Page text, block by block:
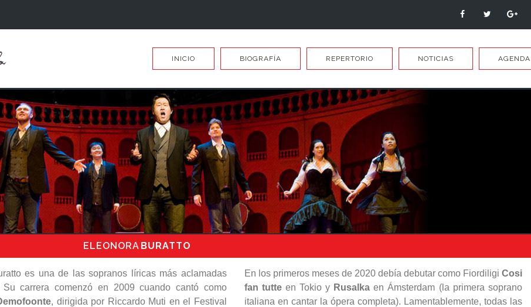
INICIO BIOGRAFÍA REPERTORIO NOTICIAS AGENDA
ELEONORA BURATTO
es una de las sopranos líricas más aclamadas
carrera comenzó en 2009 cuando cantó como
, dirigida por Riccardo Muti en el Festival
En los primeros meses de 2020 debía debutar como Fiordiligi Cosi
fan tutte en Tokio y Rusalka en Ámsterdam (la primera soprano
italiana en cantar la ópera completa). Lamentablemente, todas las